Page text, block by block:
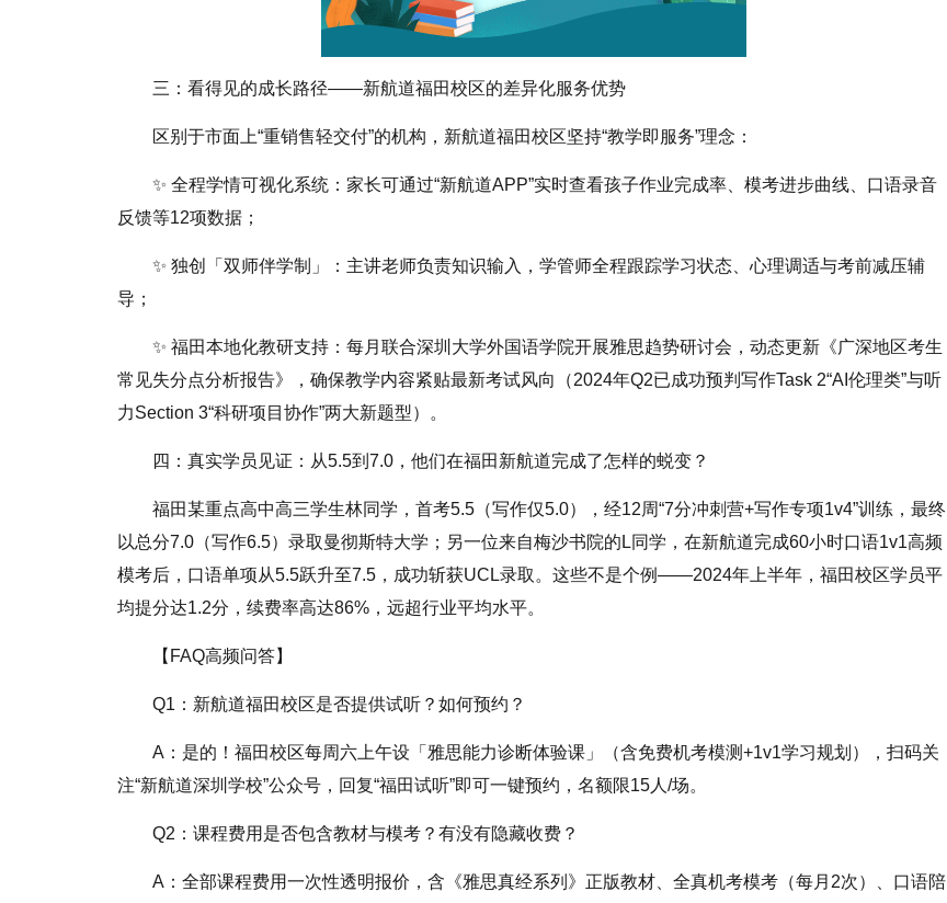
三：看得见的成长路径——新航道福田校区的差异化服务优势
区别于市面上“重销售轻交付”的机构，新航道福田校区坚持“教学即服务”理念：
✨ 全程学情可视化系统：家长可通过“新航道APP”实时查看孩子作业完成率、模考进步曲线、口语录音
反馈等12项数据；
✨ 独创「双师伴学制」：主讲老师负责知识输入，学管师全程跟踪学习状态、心理调适与考前减压辅
导；
✨ 福田本地化教研支持：每月联合深圳大学外国语学院开展雅思趋势研讨会，动态更新《广深地区考生
常见失分点分析报告》，确保教学内容紧贴最新考试风向（2024年Q2已成功预判写作Task 2“AI伦理类”与听
力Section 3“科研项目协作”两大新题型）。
四：真实学员见证：从5.5到7.0，他们在福田新航道完成了怎样的蜕变？
福田某重点高中高三学生林同学，首考5.5（写作仅5.0），经12周“7分冲刺营+写作专项1v4”训练，最终
以总分7.0（写作6.5）录取曼彻斯特大学；另一位来自梅沙书院的L同学，在新航道完成60小时口语1v1高频
模考后，口语单项从5.5跃升至7.5，成功斩获UCL录取。这些不是个例——2024年上半年，福田校区学员平
均提分达1.2分，续费率高达86%，远超行业平均水平。
【FAQ高频问答】
Q1：新航道福田校区是否提供试听？如何预约？
A：是的！福田校区每周六上午设「雅思能力诊断体验课」（含免费机考模测+1v1学习规划），扫码关
注“新航道深圳学校”公众号，回复“福田试听”即可一键预约，名额限15人/场。
Q2：课程费用是否包含教材与模考？有没有隐藏收费？
A：全部课程费用一次性透明报价，含《雅思真经系列》正版教材、全真机考模考（每月2次）、口语陪